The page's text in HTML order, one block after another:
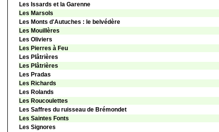
Les Issards et la Garenne
Les Marsols
Les Monts d'Autuches : le belvédère
Les Mouillères
Les Oliviers
Les Pierres à Feu
Les Plâtrières
Les Plâtrières
Les Pradas
Les Richards
Les Rolands
Les Roucoulettes
Les Saffres du ruisseau de Brémondet
Les Saintes Fonts
Les Signores